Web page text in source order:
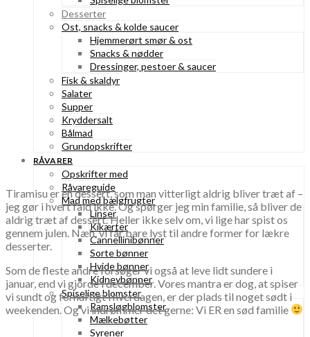
Desserter
Ost, snacks & kolde saucer
Hjemmerørt smør & ost
Snacks & nødder
Dressinger, pestoer & saucer
Fisk & skaldyr
Salater
Supper
Kryddersalt
Bålmad
Grundopskrifter
RÅVARER
Opskrifter med
Råvareguide
Mad med bælgfrugter
Linser
Kikærter
Cannellinibønner
Sorte bønner
Hvide bønner
Kidneybønner
Spiselige blomster
Ramsløgblomster
Mælkebøtter
Syrener
Tiramisu er en dessert, som man vitterligt aldrig bliver træt af –
jeg gør i hvert fald ikke. Og spørger jeg min familie, så bliver de
aldrig træt af dessert. Heller ikke selv om, vi lige har spist os
gennem julen. Næh, vi får bare lyst til andre former for lækre
desserter.
Som de fleste andre forsøger vi også at leve lidt sundere i
januar, end vi gjorde i december. Vores mantra er dog, at spiser
vi sundt og fornuftigt i hverdagen, er der plads til noget sødt i
weekenden. Og vi indrømmer det gerne: Vi ER en sød familie